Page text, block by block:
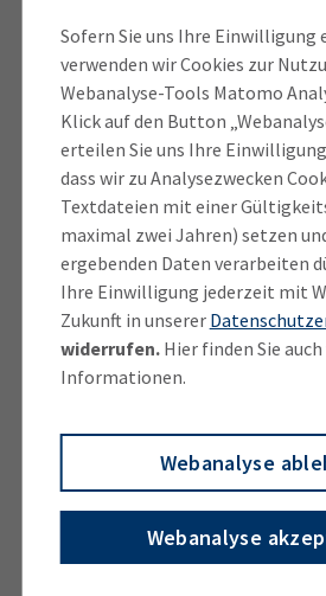
Sofern Sie uns Ihre Einwilligung
verwenden wir Cookies zur
Webanalyse-Tools Matomo
Klick auf den Button
erteilen Sie uns Ihre
dass wir zu Analysezwecken
Textdateien mit einer
maximal zwei Jahren) setzen
ergebenden Daten verarbeiten
Ihre Einwilligung jederzeit mit
Zukunft in unserer
widerrufen.Hier finden Sie
Informationen.
Webanalyse
Webanalyse
Alexander Schmid, Vorsitzender
Regionalausschusses Miesbach.
sie, so der Vorsitzende, ein
bezahlbarem Wohnraum und an
„Der Landkreis bleibt im Mix aller
attraktiver Standort“, erklärt
„Nachdenklich muss uns aber
nur noch 18 Prozent der
erweitern und investieren wollen.
25 Prozent. Hinzu kommt, dass
Erwägung ziehen, den Standort
Ergebnisse die große
heimischen Unternehmen – vom
Selbstständigen über den